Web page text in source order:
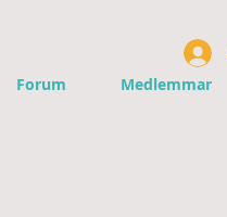
Forum Medlemmar